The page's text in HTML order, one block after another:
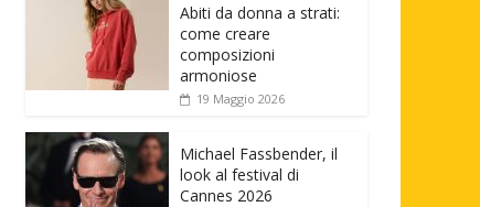
Abiti da donna a strati:
come creare
composizioni
armoniose
19 Maggio 2026
Michael Fassbender, il
look al festival di
Cannes 2026